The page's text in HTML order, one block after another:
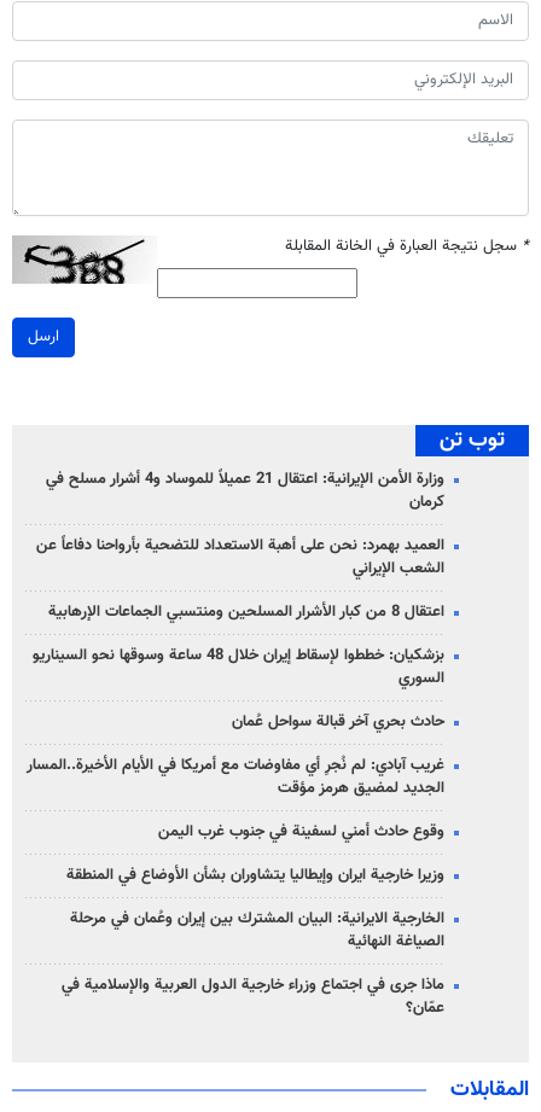
* سجل نتيجة العبارة في الخانة المقابلة
ارسل
توب تن
وزارة الأمن الإيرانية: اعتقال 21 عميلاً للموساد و4 أشرار مسلح في
كرمان
العميد بهمرد: نحن على أهبة الاستعداد للتضحية بأرواحنا دفاعاً عن
الشعب الإيراني
اعتقال 8 من كبار الأشرار المسلحين ومنتسبي الجماعات الإرهابية
بزشكيان: خططوا لإسقاط إيران خلال 48 ساعة وسوقها نحو السيناريو
السوري
حادث بحري آخر قبالة سواحل عُمان
غريب آبادي: لم نُجرِ أي مفاوضات مع أمريكا في الأيام الأخيرة..المسار
الجديد لمضيق هرمز مؤقت
وقوع حادث أمني لسفينة في جنوب غرب اليمن
وزيرا خارجية ايران وإيطاليا يتشاوران بشأن الأوضاع في المنطقة
الخارجية الايرانية: البيان المشترك بين إيران وعُمان في مرحلة
الصياغة النهائية
ماذا جرى في اجتماع وزراء خارجية الدول العربية والإسلامية في
عمّان؟
المقابلات